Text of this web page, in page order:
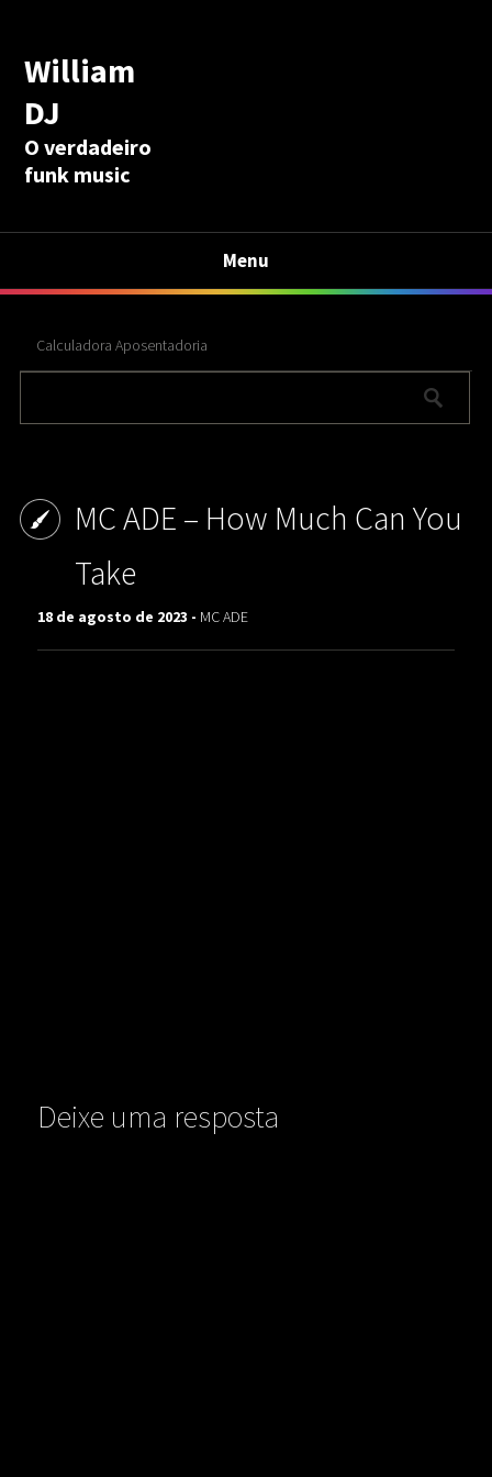
William
DJ
O verdadeiro
funk music
Menu
Calculadora Aposentadoria
MC ADE ‎– How Much Can You
Take
18 de agosto de 2023 - MC ADE
Deixe uma resposta